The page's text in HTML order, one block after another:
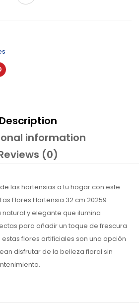
Description
information
(0)
las hortensias a tu hogar con este
Flores Hortensia 32 cm 20259
y elegante que ilumina
para añadir un toque de frescura
flores artificiales son una opción
disfrutar de la belleza floral sin